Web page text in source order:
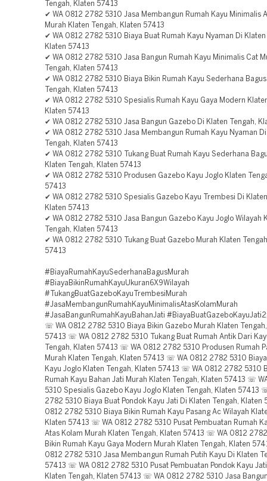
Tengah, Klaten 57413
✔ WA 0812 2782 5310 Jasa Membangun Rumah Kayu Minimalis
Murah Klaten Tengah, Klaten 57413
✔ WA 0812 2782 5310 Biaya Buat Rumah Kayu Nyaman Di Klaten
Klaten 57413
✔ WA 0812 2782 5310 Jasa Bangun Rumah Kayu Minimalis Cat
Tengah, Klaten 57413
✔ WA 0812 2782 5310 Biaya Bikin Rumah Kayu Sederhana
Tengah, Klaten 57413
✔ WA 0812 2782 5310 Spesialis Rumah Kayu Gaya Modern
Klaten 57413
✔ WA 0812 2782 5310 Jasa Bangun Gazebo Di Klaten Tengah,
✔ WA 0812 2782 5310 Jasa Membangun Rumah Kayu Nyaman
Tengah, Klaten 57413
✔ WA 0812 2782 5310 Tukang Buat Rumah Kayu Sederhana
Klaten Tengah, Klaten 57413
✔ WA 0812 2782 5310 Produsen Gazebo Kayu Joglo Klaten
57413
✔ WA 0812 2782 5310 Spesialis Gazebo Kayu Trembesi Di
Klaten 57413
✔ WA 0812 2782 5310 Jasa Bangun Gazebo Kayu Joglo Wilayah
Tengah, Klaten 57413
✔ WA 0812 2782 5310 Tukang Buat Gazebo Murah Klaten
57413
#BiayaRumahKayuSederhanaBagusMurah
#BiayaBikinRumahKayuUkuran6X9Wilayah
#TukangBuatGazeboKayuTrembesiMurah
#JasaMembangunRumahKayuMinimalisAtasKolamMurah
#JasaBangunRumahKayuBahanJati
☏ WA 0812 2782 5310 Biaya Bikin Gazebo Murah Klaten
57413 ☏ WA 0812 2782 5310 Tukang Buat Rumah Antik Dari
Tengah, Klaten 57413 ☏ WA 0812 2782 5310 Produsen Rumah
Murah Klaten Tengah, Klaten 57413 ☏ WA 0812 2782 5310
Kayu Joglo Klaten Tengah, Klaten 57413 ☏ WA 0812 2782 5310
Rumah Kayu Bahan Jati Murah Klaten Tengah, Klaten 57413 ☏
5310 Spesialis Gazebo Kayu Joglo Klaten Tengah, Klaten 57413
2782 5310 Biaya Buat Pondok Kayu Jati Di Klaten Tengah,
0812 2782 5310 Biaya Bikin Rumah Kayu Pasang Ac Wilayah
Klaten 57413 ☏ WA 0812 2782 5310 Pusat Pembuatan Rumah
Atas Kolam Murah Klaten Tengah, Klaten 57413 ☏ WA 0812
Bikin Rumah Kayu Gaya Modern Murah Klaten Tengah, Klaten
0812 2782 5310 Jasa Membangun Rumah Putih Kayu Di Klaten
57413 ☏ WA 0812 2782 5310 Pusat Pembuatan Pondok Kayu
Klaten Tengah, Klaten 57413 ☏ WA 0812 2782 5310 Jasa